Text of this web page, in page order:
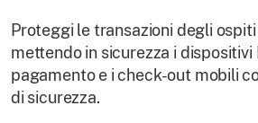
Proteggi le transazioni degli
mettendo in sicurezza i dispositivi
pagamento e i check-out mobili
di sicurezza.